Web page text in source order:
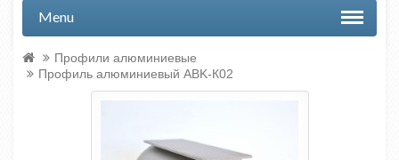
Menu
Профили алюминиевые
Профиль алюминиевый ABK-К02